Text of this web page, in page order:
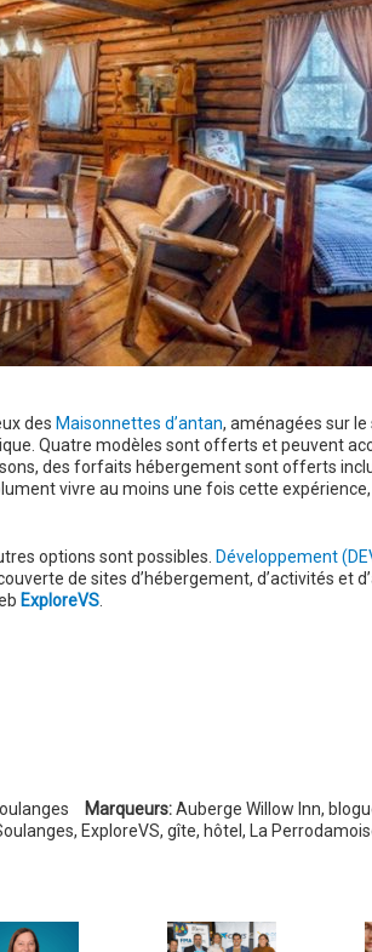
des Maisonnettes d’antan, aménagées sur le
Quatre modèles sont offerts et peuvent
des forfaits hébergement sont offerts
vivre au moins une fois cette
options sont possibles. Développement
de sites d’hébergement, d’activités et
ExploreVS.
Marqueurs: Auberge Willow Inn,
, ExploreVS, gîte, hôtel , La